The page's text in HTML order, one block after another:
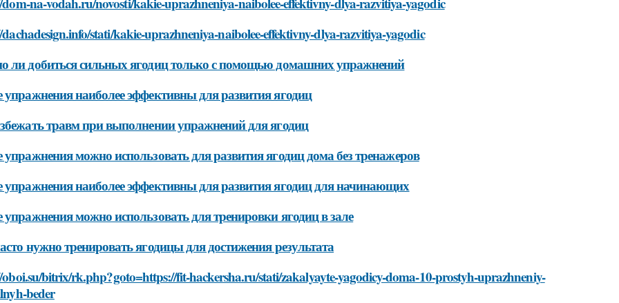
stati/kakie-uprazhneniya-naibolee-effektivny-dlya-razvitiya-yagodic
ли добиться сильных ягодиц только с помощью домашних упражнений
наиболее эффективны для развития ягодиц
травм при выполнении упражнений для ягодиц
можно использовать для развития ягодиц дома без тренажеров
упражнения наиболее эффективны для развития ягодиц для начинающих
можно использовать для тренировки ягодиц в зале
нужно тренировать ягодицы для достижения результата
bitrix/rk.php?goto=https://fit-hackersha.ru/stati/zakalyayte-yagodicy-doma-10-prostyh-uprazhneniy-
beder